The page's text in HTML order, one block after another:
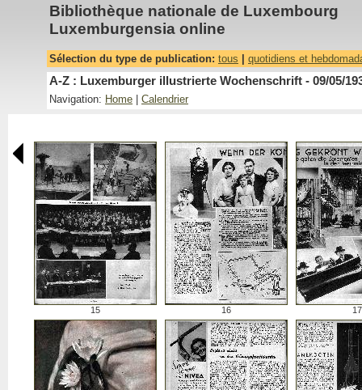
Bibliothèque nationale de Luxembourg
Luxemburgensia online
Sélection du type de publication: tous quotidiens et
A-Z : Luxemburger illustrierte Wochenschrift - 09/05/
Navigation: Home Calendrier
15 16 17